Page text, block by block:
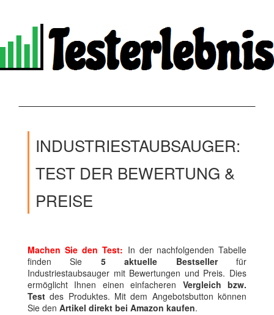
INDUSTRIESTAUBSAUGER:
TEST DER BEWERTUNG &
PREISE
Machen Sie den Test: In der nachfolgenden Tabelle
finden Sie 5 aktuelle Bestsellerfür
Industriestaubsauger mit Bewertungen und Preis. Dies
ermöglicht Ihnen einen einfacheren Vergleich bzw.
Test des Produktes. Mit dem Angebotsbutton können
Sie den Artikel direkt bei Amazon kaufen.